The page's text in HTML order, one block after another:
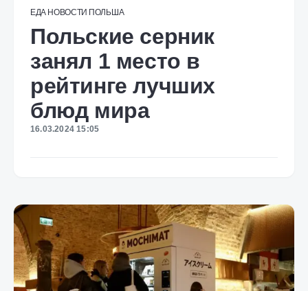
ЕДА НОВОСТИ ПОЛЬША
Польские серник
занял 1 место в
рейтинге лучших
блюд мира
16.03.2024 15:05